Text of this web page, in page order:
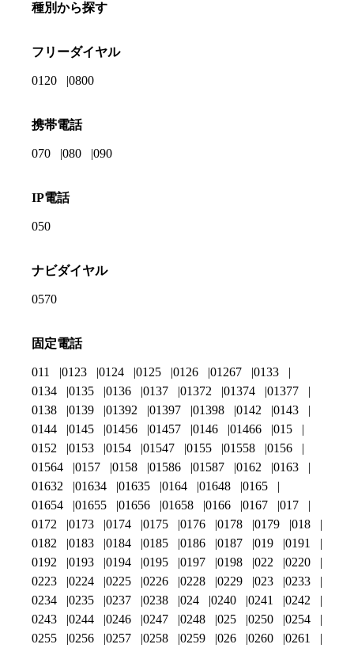
種別から探す
フリーダイヤル
0120 0800
携帯電話
070 080 090
IP電話
050
ナビダイヤル
0570
固定電話
011 0123 0124 0125 0126 01267
0133
0134
0135 0136 0137 01372 01374
01377
0138
0139 01392 01397 01398 0142
0143
0144
0145 01456 01457 0146 01466
015
0152
0153 0154 01547 0155 01558
0156
01564
0157 0158 01586 01587 0162
0163
01632
01634 01635 0164 01648
0165
01654
01655 01656 01658 0166 0167
017
0172
0173 0174 0175 0176 0178 0179
018
0182
0183 0184 0185 0186 0187 019
0191
0192
0193 0194 0195 0197 0198 022
0220
0223
0224 0225 0226 0228 0229 023
0233
0234
0235 0237 0238 024 0240 0241
0242
0243
0244 0246 0247 0248 025 0250
0254
0255
0256 0257 0258 0259 026 0260 0261